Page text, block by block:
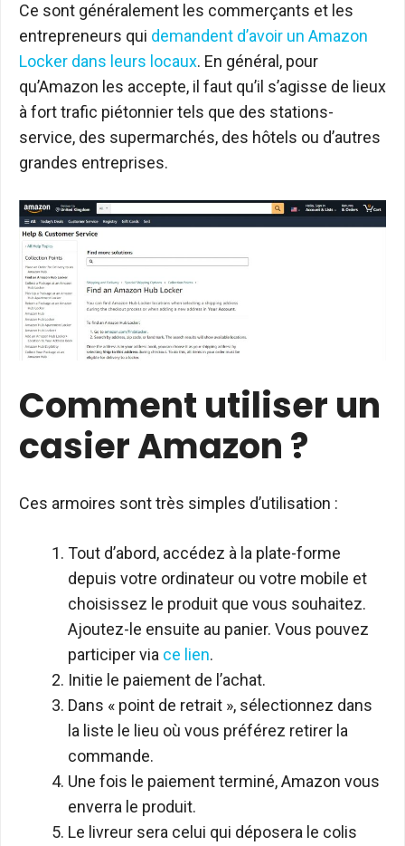
Ce sont généralement les commerçants et les
entrepreneurs qui demandent d’avoir un Amazon
Locker dans leurs locaux. En général, pour
qu’Amazon les accepte, il faut qu’il s’agisse de lieux
à fort trafic piétonnier tels que des stations-
service, des supermarchés, des hôtels ou d’autres
grandes entreprises.
Comment utiliser un
casier Amazon ?
Ces armoires sont très simples d’utilisation :
Tout d’abord, accédez à la plate-forme
depuis votre ordinateur ou votre mobile et
choisissez le produit que vous souhaitez.
Ajoutez-le ensuite au panier. Vous pouvez
participer via ce lien.
Initie le paiement de l’achat.
Dans « point de retrait », sélectionnez dans
la liste le lieu où vous préférez retirer la
commande.
Une fois le paiement terminé, Amazon vous
enverra le produit.
Le livreur sera celui qui déposera le colis